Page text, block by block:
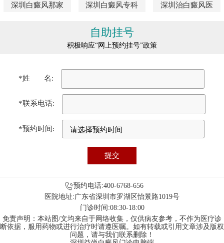
深圳白癜风那家 深圳白癜风专科 深圳治白癜风医
自助挂号
积极响应“网上预约挂号”政策
*姓 名:
*联系电话:
*预约时间:
预约电话:400-6768-656
医院地址:广东省深圳市罗湖区怡景路1019号
门诊时间:08:30-18:00
免责声明：本站图/文均来自于网络收集，仅供病友参考，不作为医疗诊
断依据，服用药物或进行治疗时请遵医嘱。如有转载或引用文章涉及版权
问题，请与我们联系删除！